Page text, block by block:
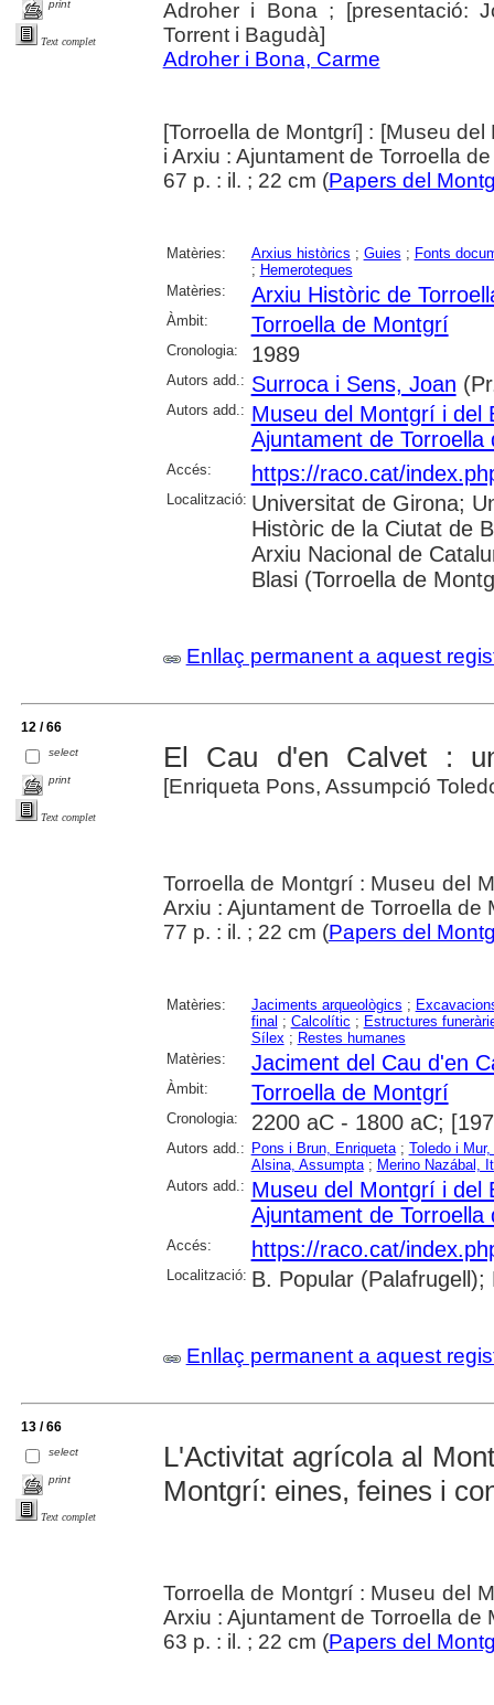
print
Text complet
Adroher i Bona ; [presentació:
Torrent i Bagudà]
Adroher i Bona, Carme
[Torroella de Montgrí] : [Museu
i Arxiu : Ajuntament de Torroella
67 p. : il. ; 22 cm (Papers del
Matèries: Arxius històrics ; Guies ; Fonts
; Hemeroteques
Matèries:
Arxiu Històric de
Àmbit: Torroella de Montgrí
Cronologia: 1989
Autors add.: Surroca i Sens, Joan
Autors add.: Museu del Montgrí i del
Ajuntament de Torroella
Accés: https://raco.cat/
Localització: Universitat de Girona;
Històric de la Ciutat de
Arxiu Nacional de
Blasi (Torroella de
Enllaç permanent a aquest
12 / 66
select
print
Text complet
El Cau d'en Calvet :
[Enriqueta Pons, Assumpció
Torroella de Montgrí : Museu del
Arxiu : Ajuntament de Torroella de
77 p. : il. ; 22 cm (Papers del
Matèries: Jaciments arqueològics ;
final ; Calcolític ; Estructures
Sílex; Restes humanes
Matèries:
Jaciment del Cau d'en
Àmbit: Torroella de Montgrí
Cronologia: 2200 aC - 1800 aC;
Autors add.: Pons i Brun, Enriqueta; Toledo i
Alsina, Assumpta; Merino Nazábal,
Autors add.: Museu del Montgrí i del
Ajuntament de Torroella
Accés: https://raco.cat/
Localització: B. Popular
Enllaç permanent a aquest
13 / 66
select
print
Text complet
L'Activitat agrícola al
Montgrí: eines, feines i
Torroella de Montgrí : Museu del
Arxiu : Ajuntament de Torroella de
63 p. : il. ; 22 cm (Papers del